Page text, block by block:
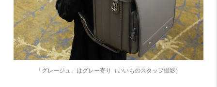
「グレージュ」はグレー寄り（いいものスタッフ撮影）